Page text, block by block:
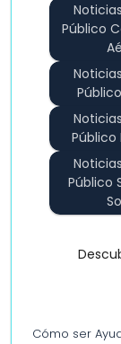
Público
Público
Público
Cómo ser